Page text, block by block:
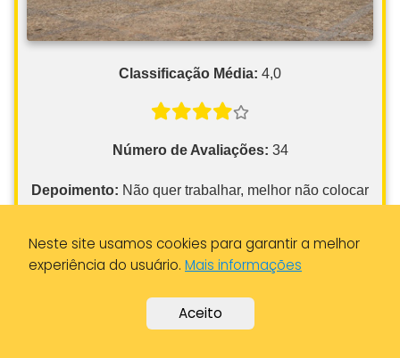
Classificação Média:4,0
Número de Avaliações:
Depoimento:Não quer trabalhar, melhor não colocar
Informações de Contato
Domingos Farinha lote 230 2Dto, 6000-410 Castelo
Branco, Portugal
Neste site usamos cookies para garantir a melhor
experiência do usuário. Mais informações
Aceito